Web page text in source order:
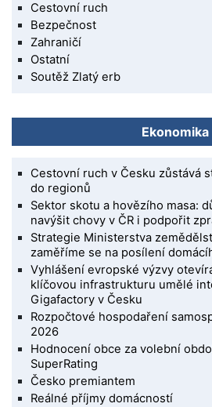
Cestovní ruch
Bezpečnost
Zahraničí
Ostatní
Soutěž Zlatý erb
Ekonomika
Cestovní ruch v Česku zůstává
do regionů
Sektor skotu a hovězího masa:
navýšit chovy v ČR i podpořit
Strategie Ministerstva
zaměříme se na posílení
Vyhlášení evropské výzvy
klíčovou infrastrukturu umělé
Gigafactory v Česku
Rozpočtové hospodaření
2026
Hodnocení obce za volební
SuperRating
Česko premiantem
Reálné příjmy domácností